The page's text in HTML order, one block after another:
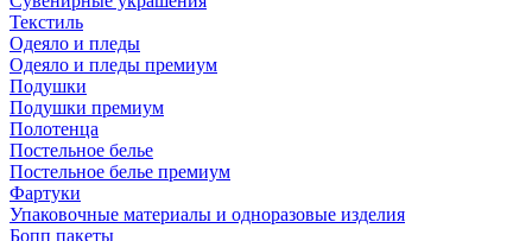
Текстиль
Одеяло и пледы
Одеяло и пледы премиум
Подушки
Подушки премиум
Полотенца
Постельное белье
Постельное белье премиум
Фартуки
Упаковочные материалы и одноразовые изделия
Бопп пакеты